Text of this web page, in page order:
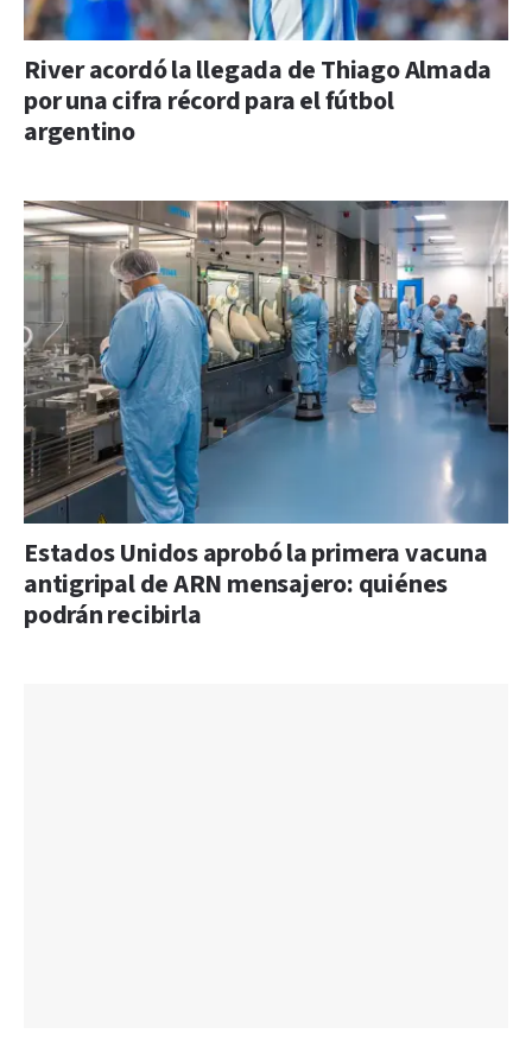
River acordó la llegada de Thiago Almada
por una cifra récord para el fútbol
argentino
Estados Unidos aprobó la primera vacuna
antigripal de ARN mensajero: quiénes
podrán recibirla